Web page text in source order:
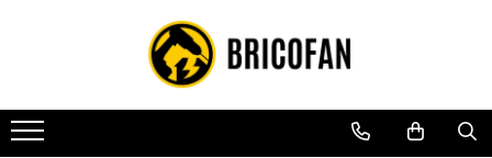
Toate Produsele
Vehicule electrice
Atv